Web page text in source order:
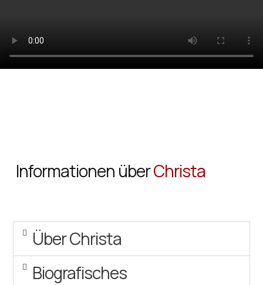
Informationen überChrista
Über Christa
Biografisches